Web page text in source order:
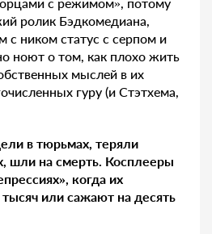
ролик Бэдкомедиана,
с ником статус с серпом и
ноют о том, как плохо жить
мыслей в их
гуру (и Стэтхема,
в тюрьмах, теряли
шли на смерть. Косплееры
когда их
или сажают на десять